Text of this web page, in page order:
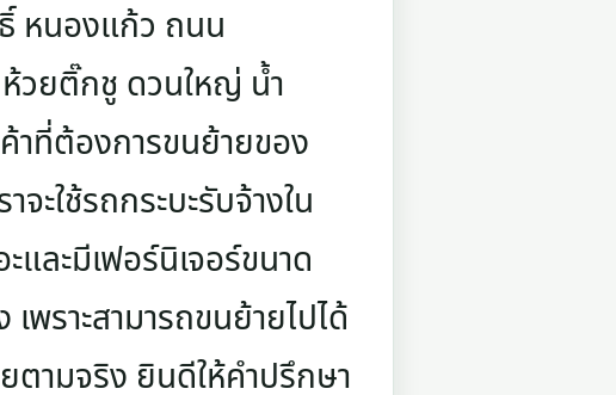
หนองแก้ว ถนน
ห้วยติ๊กชู ดวนใหญ่ น้ำ
าที่ต้องการขนย้ายของ
ะใช้รถกระบะรับจ้างใน
ละมีเฟอร์นิเจอร์ขนาด
พราะสามารถขนย้ายไปได้
ตามจริง ยินดีให้คำปรึกษา